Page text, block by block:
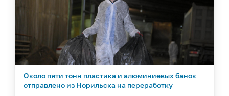
Около пяти тонн пластика и алюминиевых банок
отправлено из Норильска на переработку